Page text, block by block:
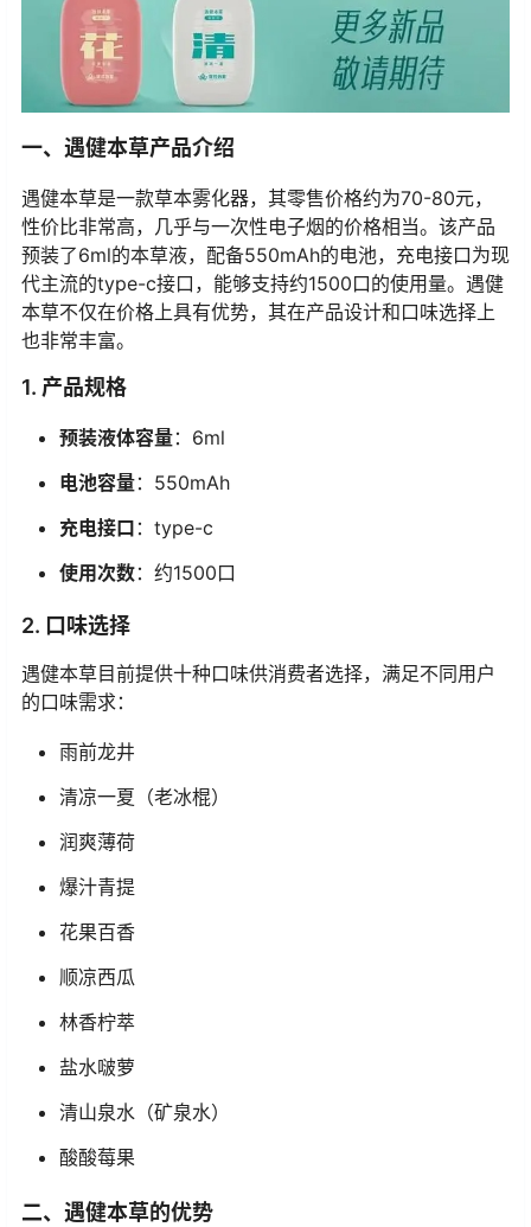
一、遇健本草产品介绍
遇健本草是一款草本雾化器，其零售价格约为70-80元，
性价比非常高，几乎与一次性电子烟的价格相当。该产品
预装了6ml的本草液，配备550mAh的电池，充电接口为现
代主流的type-c接口，能够支持约1500口的使用量。遇健
本草不仅在价格上具有优势，其在产品设计和口味选择上
也非常丰富。
1. 产品规格
预装液体容量：6ml
电池容量：550mAh
充电接口 ：type-c
使用次数：约1500口
2. 口味选择
遇健本草目前提供十种口味供消费者选择，满足不同用户
的口味需求：
雨前龙井
清凉一夏（老冰棍）
润爽薄荷
爆汁青提
花果百香
顺凉西瓜
林香柠萃
盐水啵萝
清山泉水（矿泉水）
酸酸莓果
二、遇健本草的优势